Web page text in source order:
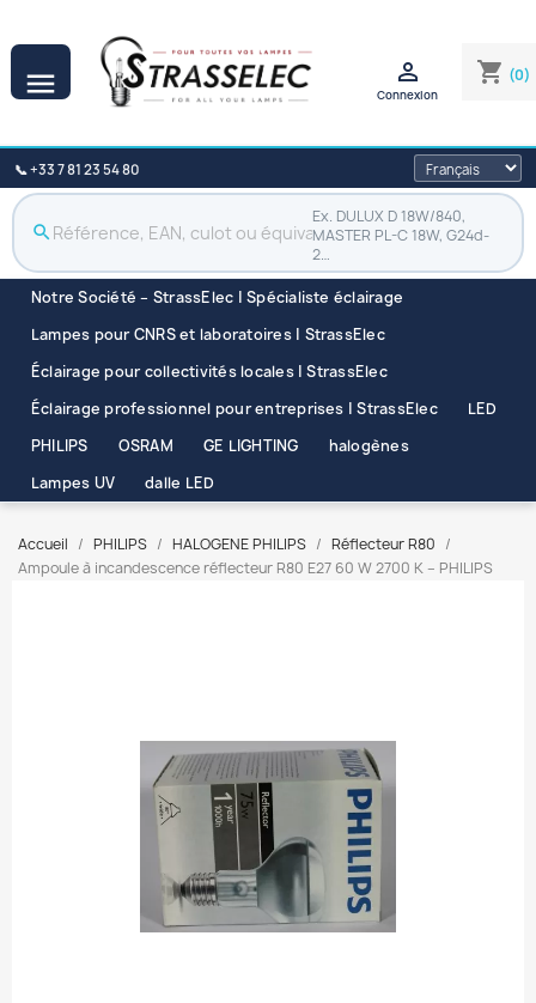
 shopping_cart (0)

Connexion
📞 +33 7 81 23 54 80
search
Ex. DULUX D 18W/840,
MASTER PL-C 18W, G24d-
2…
Notre Société – StrassElec | Spécialiste éclairage
Lampes pour CNRS et laboratoires | StrassElec
Éclairage pour collectivités locales | StrassElec
Éclairage professionnel pour entreprises | StrassElec
LED
PHILIPS
OSRAM GE LIGHTING
halogènes
Lampes UV
dalle LED
Accueil PHILIPS HALOGENE PHILIPS
Réflecteur R80
Ampoule à incandescence réflecteur R80 E27 60 W 2700 K – PHILIPS